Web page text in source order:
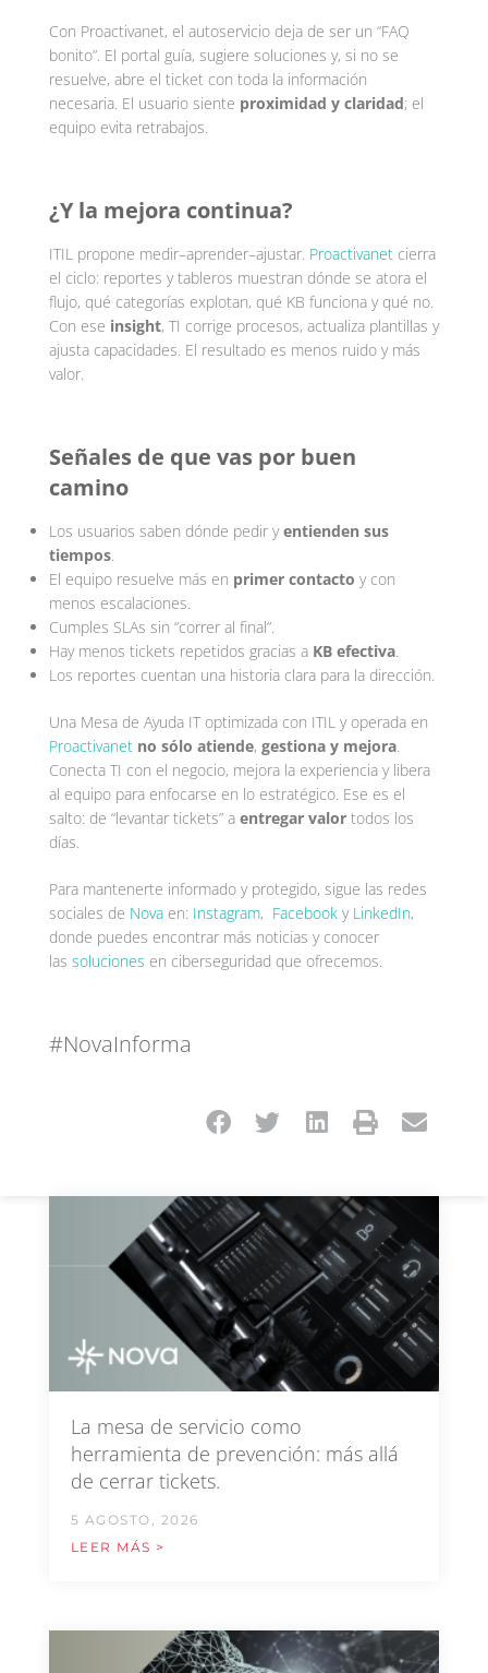
Con Proactivanet, el autoservicio deja de ser un “FAQ
bonito”. El portal guía, sugiere soluciones y, si no se
resuelve, abre el ticket con toda la información
necesaria. El usuario siente proximidad y claridad; el
equipo evita retrabajos.
¿Y la mejora continua?
ITIL propone medir–aprender–ajustar. Proactivanetcierra
el ciclo: reportes y tableros muestran dónde se atora el
flujo, qué categorías explotan, qué KB funciona y qué no.
Con ese insight, TI corrige procesos, actualiza plantillas y
ajusta capacidades. El resultado es menos ruido y más
valor.
Señales de que vas por buen
camino
Los usuarios saben dónde pedir yentienden sus
tiempos.
El equipo resuelve más en primer contacto y con
menos escalaciones.
Cumples SLAs sin “correr al final”.
Hay menos tickets repetidos gracias a KB efectiva.
Los reportes cuentan una historia clara para la dirección.
Una Mesa de Ayuda IT optimizada con ITIL y operada en
Proactivanet no sólo atiende, gestiona y mejora.
Conecta TI con el negocio, mejora la experiencia y libera
al equipo para enfocarse en lo estratégico. Ese es el
salto: de “levantar tickets” a entregar valortodos los
días.
Para mantenerte informado y protegido, sigue las redes
sociales de Novaen: Instagram, Facebooky LinkedIn,
donde puedes encontrar más noticias y conocer
las soluciones en ciberseguridad que ofrecemos.
#NovaInforma
La mesa de servicio como
herramienta de prevención: más allá
de cerrar tickets.
5 AGOSTO, 2026
LEER MÁS >